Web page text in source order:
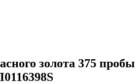
золота 375 пробы